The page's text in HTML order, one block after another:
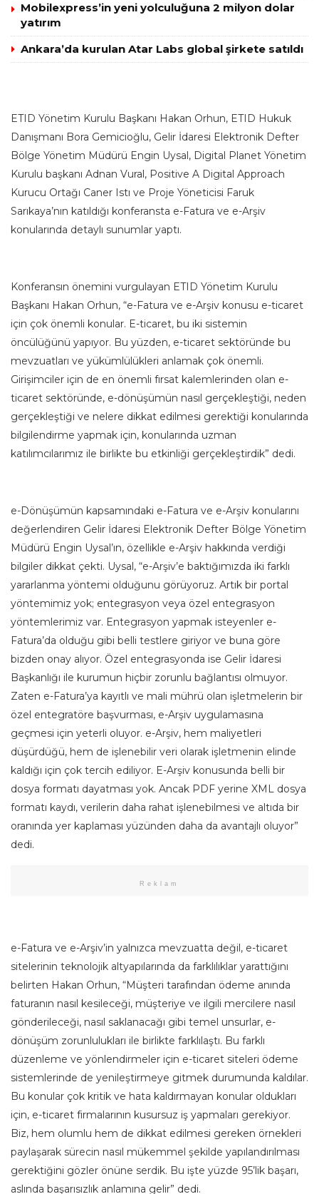
Mobilexpress’in yeni yolculuğuna 2 milyon dolar
yatırım
Ankara’da kurulan Atar Labs global şirkete satıldı
ETID Yönetim Kurulu Başkanı Hakan Orhun, ETID Hukuk
Danışmanı Bora Gemicioğlu, Gelir İdaresi Elektronik Defter
Bölge Yönetim Müdürü Engin Uysal, Digital Planet Yönetim
Kurulu başkanı Adnan Vural, Positive A Digital Approach
Kurucu Ortağı Caner Istı ve Proje Yöneticisi Faruk
Sarıkaya’nın katıldığı konferansta e-Fatura ve e-Arşiv
konularında detaylı sunumlar yaptı.
Konferansın önemini vurgulayan ETID Yönetim Kurulu
Başkanı Hakan Orhun, “e-Fatura ve e-Arşiv konusu e-ticaret
için çok önemli konular. E-ticaret, bu iki sistemin
öncülüğünü yapıyor. Bu yüzden, e-ticaret sektöründe bu
mevzuatları ve yükümlülükleri anlamak çok önemli.
Girişimciler için de en önemli fırsat kalemlerinden olan e-
ticaret sektöründe, e-dönüşümün nasıl gerçekleştiği, neden
gerçekleştiği ve nelere dikkat edilmesi gerektiği konularında
bilgilendirme yapmak için, konularında uzman
katılımcılarımız ile birlikte bu etkinliği gerçekleştirdik” dedi.
e-Dönüşümün kapsamındaki e-Fatura ve e-Arşiv konularını
değerlendiren Gelir İdaresi Elektronik Defter Bölge Yönetim
Müdürü Engin Uysal’ın, özellikle e-Arşiv hakkında verdiği
bilgiler dikkat çekti. Uysal, “e-Arşiv’e baktığımızda iki farklı
yararlanma yöntemi olduğunu görüyoruz. Artık bir portal
yöntemimiz yok; entegrasyon veya özel entegrasyon
yöntemlerimiz var. Entegrasyon yapmak isteyenler e-
Fatura’da olduğu gibi belli testlere giriyor ve buna göre
bizden onay alıyor. Özel entegrasyonda ise Gelir İdaresi
Başkanlığı ile kurumun hiçbir zorunlu bağlantısı olmuyor.
Zaten e-Fatura’ya kayıtlı ve mali mührü olan işletmelerin bir
özel entegratöre başvurması, e-Arşiv uygulamasına
geçmesi için yeterli oluyor. e-Arşiv, hem maliyetleri
düşürdüğü, hem de işlenebilir veri olarak işletmenin elinde
kaldığı için çok tercih ediliyor. E-Arşiv konusunda belli bir
dosya formatı dayatması yok. Ancak PDF yerine XML dosya
formatı kaydı, verilerin daha rahat işlenebilmesi ve altıda bir
oranında yer kaplaması yüzünden daha da avantajlı oluyor”
dedi.
Reklam
e-Fatura ve e-Arşiv’in yalnızca mevzuatta değil, e-ticaret
sitelerinin teknolojik altyapılarında da farklılıklar yarattığını
belirten Hakan Orhun, “Müşteri tarafından ödeme anında
faturanın nasıl kesileceği, müşteriye ve ilgili mercilere nasıl
gönderileceği, nasıl saklanacağı gibi temel unsurlar, e-
dönüşüm zorunlulukları ile birlikte farklılaştı. Bu farklı
düzenleme ve yönlendirmeler için e-ticaret siteleri ödeme
sistemlerinde de yenileştirmeye gitmek durumunda kaldılar.
Bu konular çok kritik ve hata kaldırmayan konular oldukları
için, e-ticaret firmalarının kusursuz iş yapmaları gerekiyor.
Biz, hem olumlu hem de dikkat edilmesi gereken örnekleri
paylaşarak sürecin nasıl mükemmel şekilde yapılandırılması
gerektiğini gözler önüne serdik. Bu işte yüzde 95’lik başarı,
aslında başarısızlık anlamına gelir” dedi.